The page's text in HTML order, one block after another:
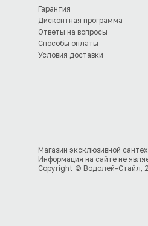
Гарантия
Дисконтная программа
Ответы на вопросы
Способы оплаты
Условия доставки
Магазин эксклюзивной
Информация на сайте не
Copyright © Водолей-Стайл,